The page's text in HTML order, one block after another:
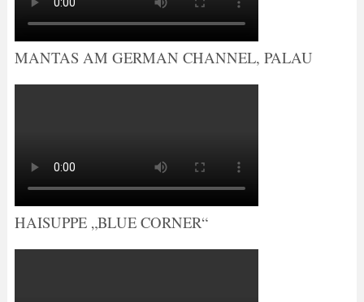
MANTAS AM GERMAN CHANNEL, PALAU
HAISUPPE „BLUE CORNER“